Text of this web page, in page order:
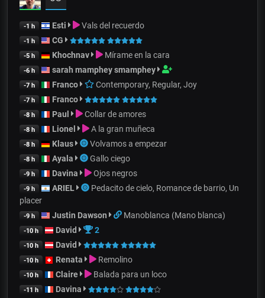
-1 h Esti Vals del recuerdo
-1 h CG
-5 h Khochnav Mírame en la cara
-6 h sarah mamphey smamphey
-7 h Franco Contemporary, Regular, Joy
-7 h Franco
-8 h Paul Collar de amores
-8 h Lionel A la gran muñeca
-8 h Klaus Volvamos a empezar
-8 h Ayala Gallo ciego
-9 h Davina Ojos negros
-9 h ARIEL
Pedacito de cielo, Romance de barrio, Un
placer
-9 h Justin Dawson Manoblanca (Mano blanca)
-10 h David 2
-10 h David
-10 h Renata Remolino
-10 h Claire Balada para un loco
-11 h Davina